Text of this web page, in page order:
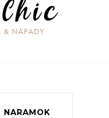
NARAMOK